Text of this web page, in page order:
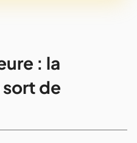
Trois climats,
: la
de